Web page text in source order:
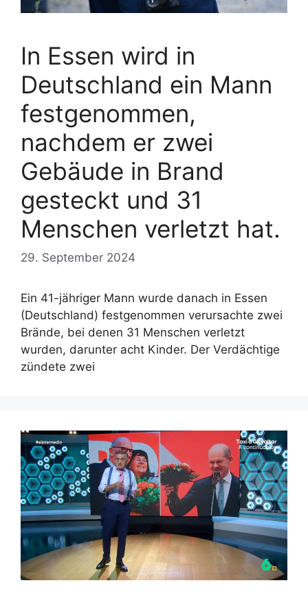
In Essen wird in
Deutschland ein Mann
festgenommen,
nachdem er zwei
Gebäude in Brand
gesteckt und 31
Menschen verletzt hat.
29. September 2024
Ein 41-jähriger Mann wurde danach in Essen
(Deutschland) festgenommen verursachte zwei
Brände, bei denen 31 Menschen verletzt
wurden, darunter acht Kinder. Der Verdächtige
zündete zwei